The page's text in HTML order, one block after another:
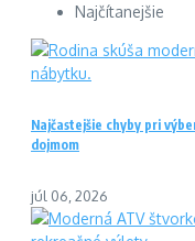
Najčítanejšie
Najčastejšie chyby pri
dojmom
júl 06, 2026